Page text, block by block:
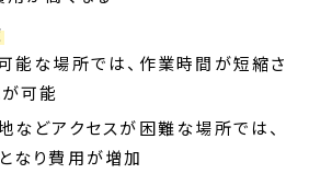
能な場所では、作業時間が短縮さ
可能
などアクセスが困難な場所では、
なり費用が増加